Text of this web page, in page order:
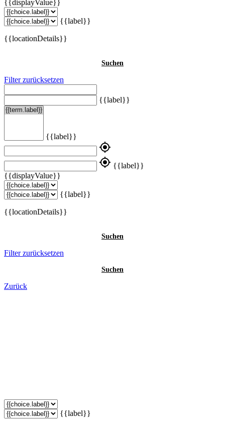
{{displayValue}}
{{label}}
{{locationDetails}}
Suchen
Filter zurücksetzen
{{label}}
{{label}}
my_location
my_location {{label}}
{{displayValue}}
{{label}}
{{locationDetails}}
Suchen
Filter zurücksetzen
Suchen
Zurück
{{label}}